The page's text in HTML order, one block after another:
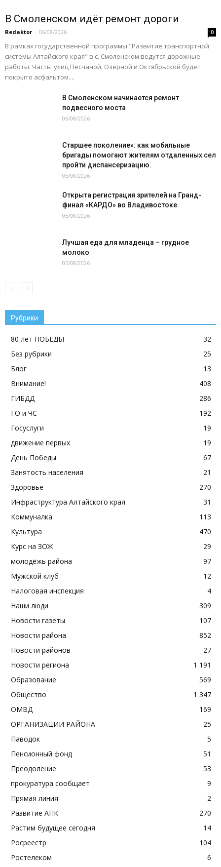
В Смоленском идёт ремонт дороги
Redaktor - 06/08/2026 0
В рамках государственной программы "Развитие транспортной
системы Алтайского края" в с. Смоленском ведутся дорожные
работы. Часть улиц Песчаной, Озёрной и Октябрьской будет
покрыто асфальтом....
В Смоленском начинается ремонт
подвесного моста
06/08/2026
Старшее поколение»: как мобильные
бригады помогают жителям отдаленных сел
пройти диспансеризацию.
05/08/2026
Открыта регистрация зрителей на Гранд-
финал «КАРДО» во Владивостоке
05/08/2026
Лучшая еда для младенца – грудное
молоко
05/08/2026
Рубрики
80 лет ПОБЕДЫ
32
Без рубрики
25
Блог
13
Внимание!
408
ГИБДД
286
ГО и ЧС
192
Госуслуги
19
движение первых
19
День Победы
67
Занятость населения
21
Здоровье
270
Инфраструктура Алтайского края
31
Коммуналка
113
Культура
470
Курс на ЗОЖ
29
молодёжь района
97
Мужской клуб
12
Налоговая инспекция
4
Наши люди
309
Новости газеты
107
Новости района
852
Новости районов
27
Новости региона
1 191
Образование
569
Общество
1 347
ОМВД
169
ОРГАНИЗАЦИИ РАЙОНА
25
Паводок
5
Пенсионный фонд
51
Преодоление
53
прокуратура сообщает
9
Прямая линия
2
Развитие АПК
270
Растим будущее сегодня
14
Росреестр
104
Ростелеком
6